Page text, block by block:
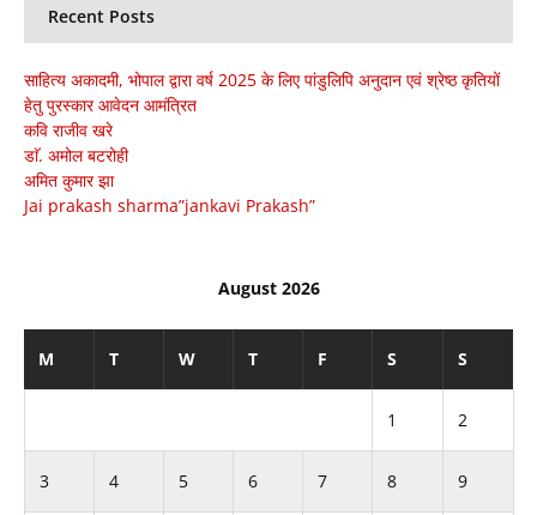
Recent Posts
साहित्य अकादमी, भोपाल द्वारा वर्ष 2025 के लिए पांडुलिपि अनुदान एवं श्रेष्ठ कृतियों
हेतु पुरस्कार आवेदन आमंत्रित
कवि राजीव खरे
डाॅ. अमोल बटरोही
अमित कुमार झा
Jai prakash sharma”jankavi Prakash”
August 2026
M T W T F S S
1 2
3 4 5 6 7 8 9